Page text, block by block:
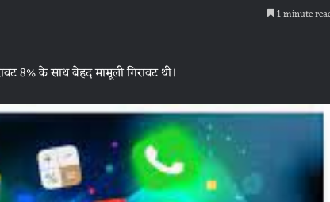
1 minute
8% के साथ बेहद मामूली गिरावट थी।